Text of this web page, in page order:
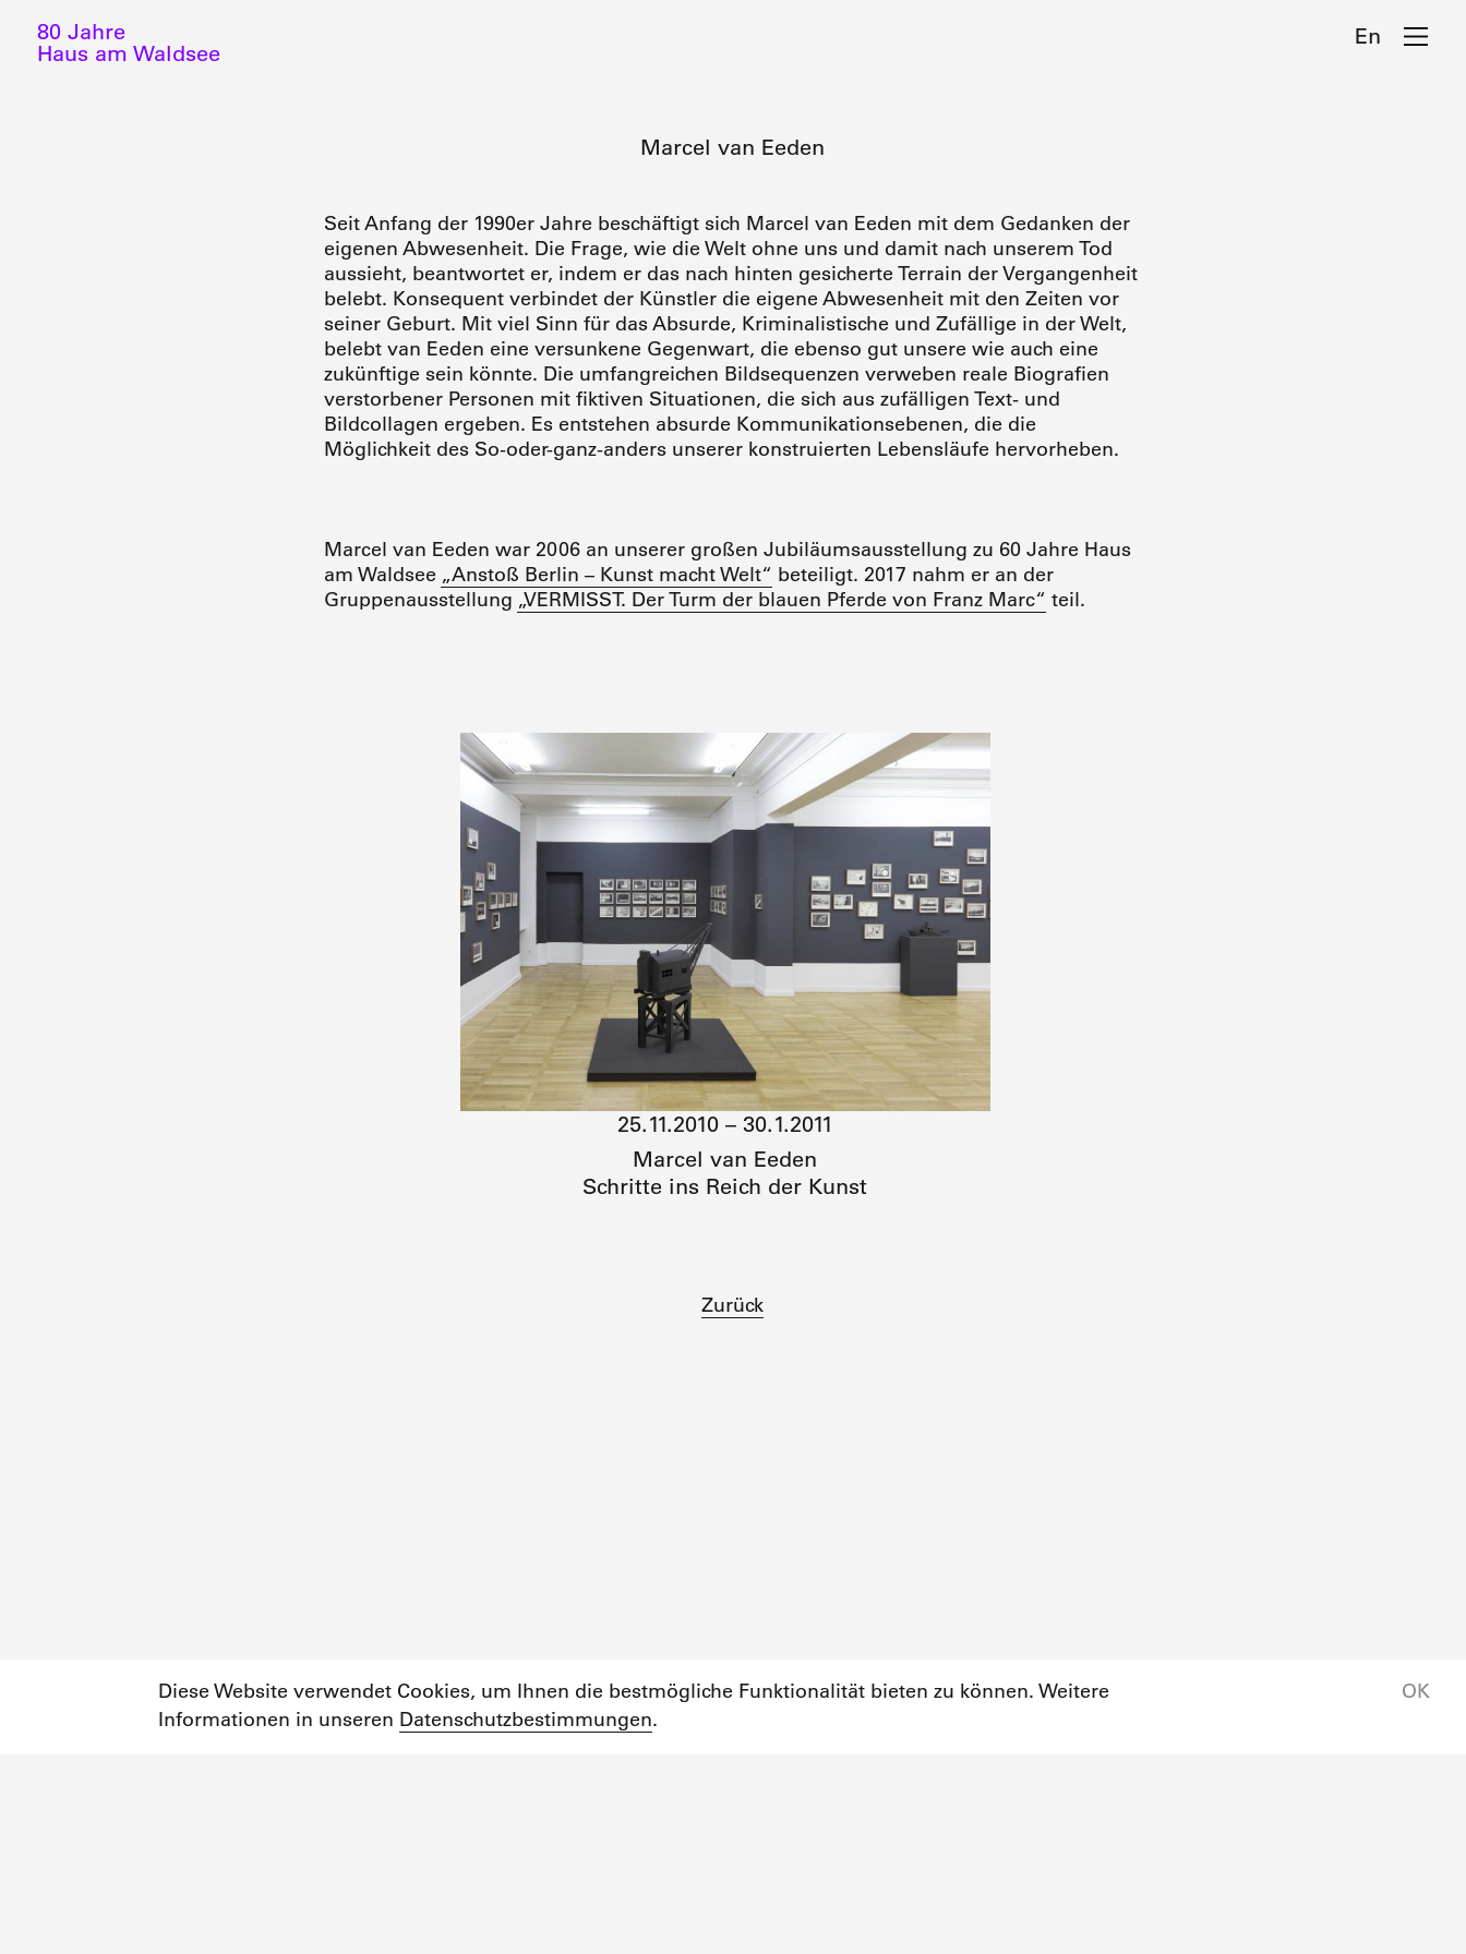
Diese Website verwendet Cookies, um Ihnen die bestmögliche Funktionalität bieten zu können. Weitere
Informationen in unseren Datenschutzbestimmungen.
OK
80 Jahre
Haus am Waldsee
En
Marcel van Eeden
Seit Anfang der 1990er Jahre beschäftigt sich Marcel van Eeden mit dem Gedanken der
eigenen Abwesenheit. Die Frage, wie die Welt ohne uns und damit nach unserem Tod
aussieht, beantwortet er, indem er das nach hinten gesicherte Terrain der Vergangenheit
belebt. Konsequent verbindet der Künstler die eigene Abwesenheit mit den Zeiten vor
seiner Geburt. Mit viel Sinn für das Absurde, Kriminalistische und Zufällige in der Welt,
belebt van Eeden eine versunkene Gegenwart, die ebenso gut unsere wie auch eine
zukünftige sein könnte. Die umfangreichen Bildsequenzen verweben reale Biografien
verstorbener Personen mit fiktiven Situationen, die sich aus zufälligen Text- und
Bildcollagen ergeben. Es entstehen absurde Kommunikationsebenen, die die
Möglichkeit des So-oder-ganz-anders unserer konstruierten Lebensläufe hervorheben.
Marcel van Eeden war 2006 an unserer großen Jubiläumsausstellung zu 60 Jahre Haus
am Waldsee „Anstoß Berlin – Kunst macht Welt“ beteiligt. 2017 nahm er an der
Gruppenausstellung „VERMISST. Der Turm der blauen Pferde von Franz Marc“ teil.
25.11.2010 – 30.1.2011
Marcel van Eeden
Schritte ins Reich der Kunst
Zurück